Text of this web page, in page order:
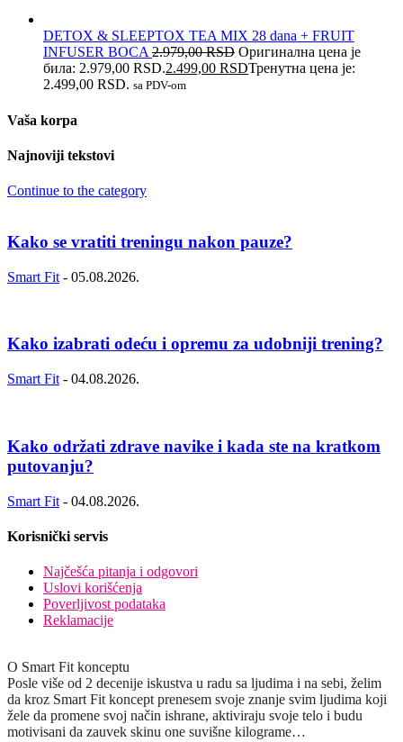
DETOX & SLEEPTOX TEA MIX 28 dana + FRUIT
INFUSER BOCA 2.979,00RSD Оригинална цена је
била: 2.979,00 RSD.2.499,00 RSDТренутна цена је:
2.499,00 RSD. sa PDV-om
Vaša korpa
Najnoviji tekstovi
Continue to the category
Kako se vratiti treningu nakon pauze?
Smart Fit - 05.08.2026.
Kako izabrati odeću i opremu za udobniji trening?
Smart Fit - 04.08.2026.
Kako održati zdrave navike i kada ste na kratkom
putovanju?
Smart Fit - 04.08.2026.
Korisnički servis
Najčešća pitanja i odgovori
Uslovi korišćenja
Poverljivost podataka
Reklamacije
O Smart Fit konceptu
Posle više od 2 decenije iskustva u radu sa ljudima i na sebi, želim
da kroz Smart Fit koncept prenesem svoje znanje svim ljudima koji
žele da promene svoj način ishrane, aktiviraju svoje telo i budu
motivisani da zauvek skinu one suvišne kilograme…